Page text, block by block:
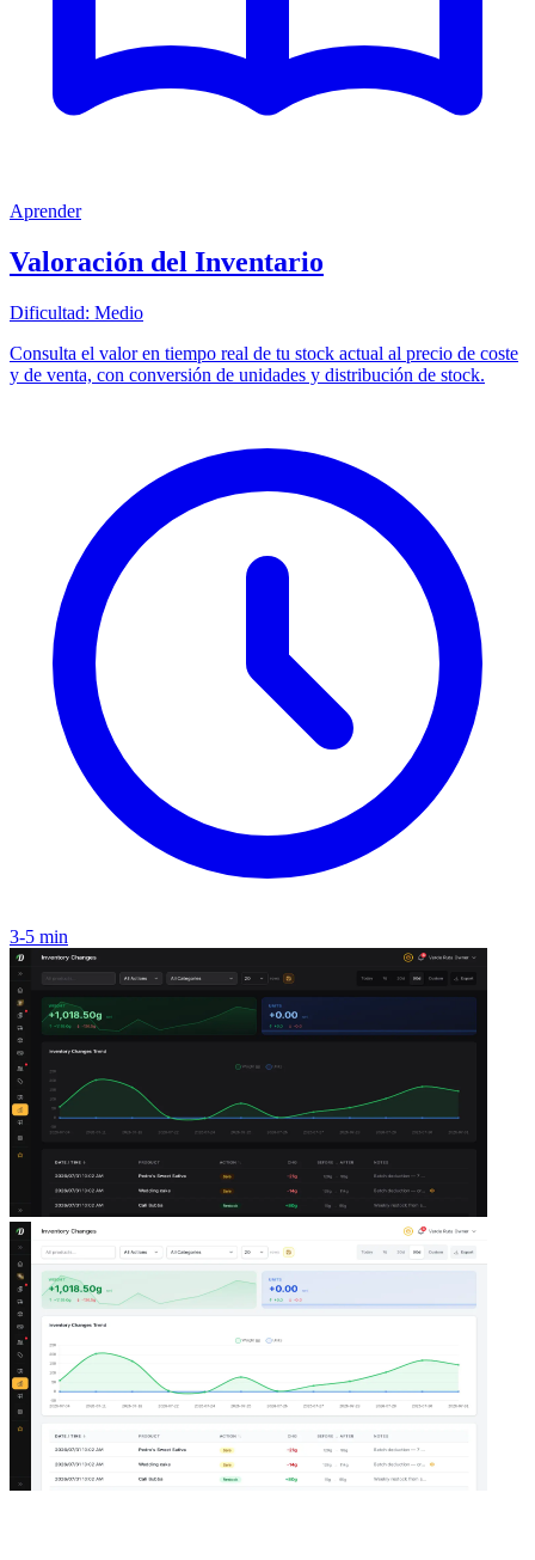
Aprender
Valoración del Inventario
Dificultad: Medio
Consulta el valor en tiempo real de tu stock actual al precio de coste
y de venta, con conversión de unidades y distribución de stock.
3-5 min